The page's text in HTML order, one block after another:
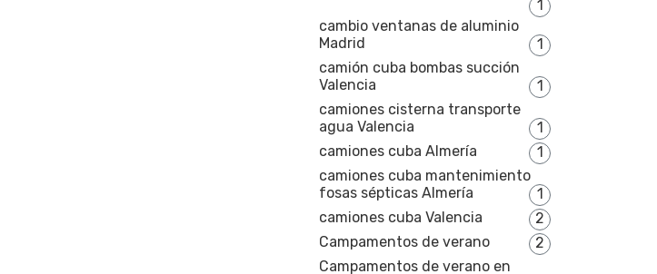
1
cambio ventanas de aluminio
Madrid
1
camión cuba bombas succión
Valencia
1
camiones cisterna transporte
agua Valencia
1
camiones cuba Almería
1
camiones cuba mantenimiento
fosas sépticas Almería
1
camiones cuba Valencia
2
Campamentos de verano
2
Campamentos de verano en